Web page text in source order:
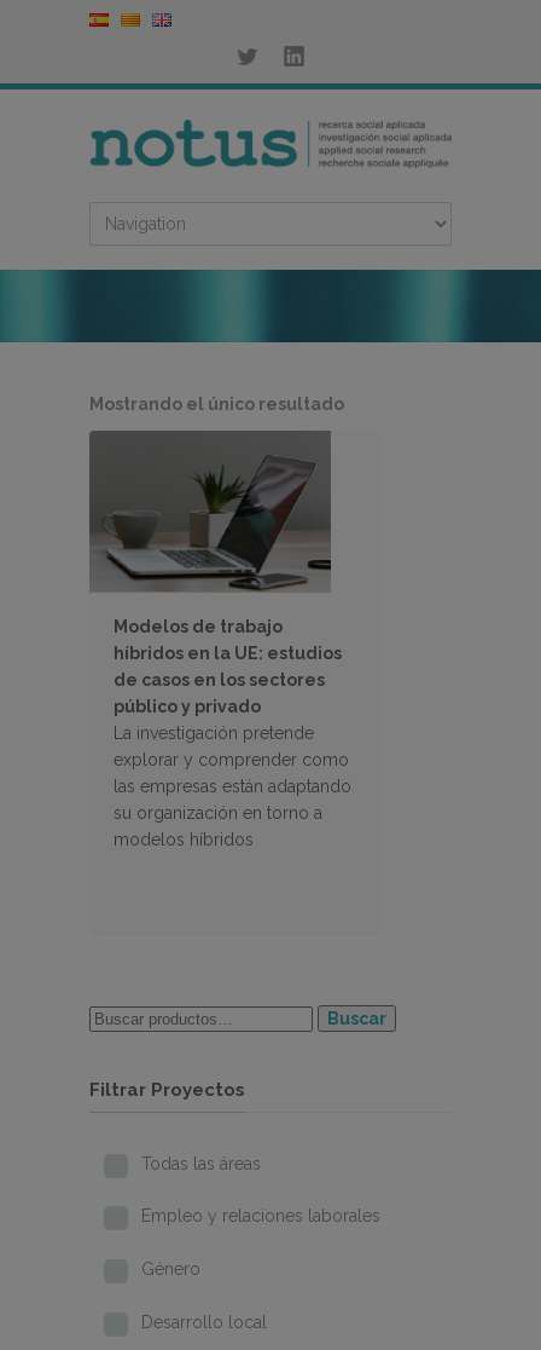
Mostrando el único resultado
Modelos de trabajo
híbridos en la UE: estudios
de casos en los sectores
público y privado
La investigación pretende
explorar y comprender como
las empresas están adaptando
su organización en torno a
modelos híbridos
Buscar
Filtrar Proyectos
Todas las áreas
Empleo y relaciones laborales
Género
Desarrollo local